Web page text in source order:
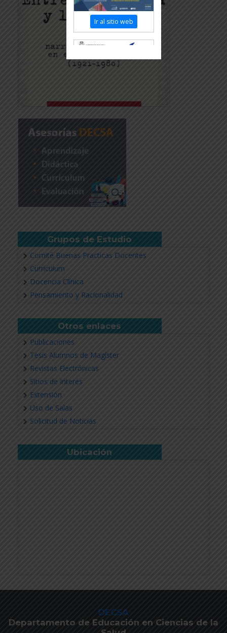
Grupos de Estudio
Comité Buenas Practicas Docentes
Currículum
Docencia Clínica
Pensamiento y Racionalidad
Otros enlaces
Publicaciones
Tesis Alumnos de Magíster
Revistas Electrónicas
Sitios de Interés
Extensión
Uso de Salas
Solicitud de Noticias
Ubicación
DECSA
Departamento de Educación en Ciencias de la
Ir al sitio web